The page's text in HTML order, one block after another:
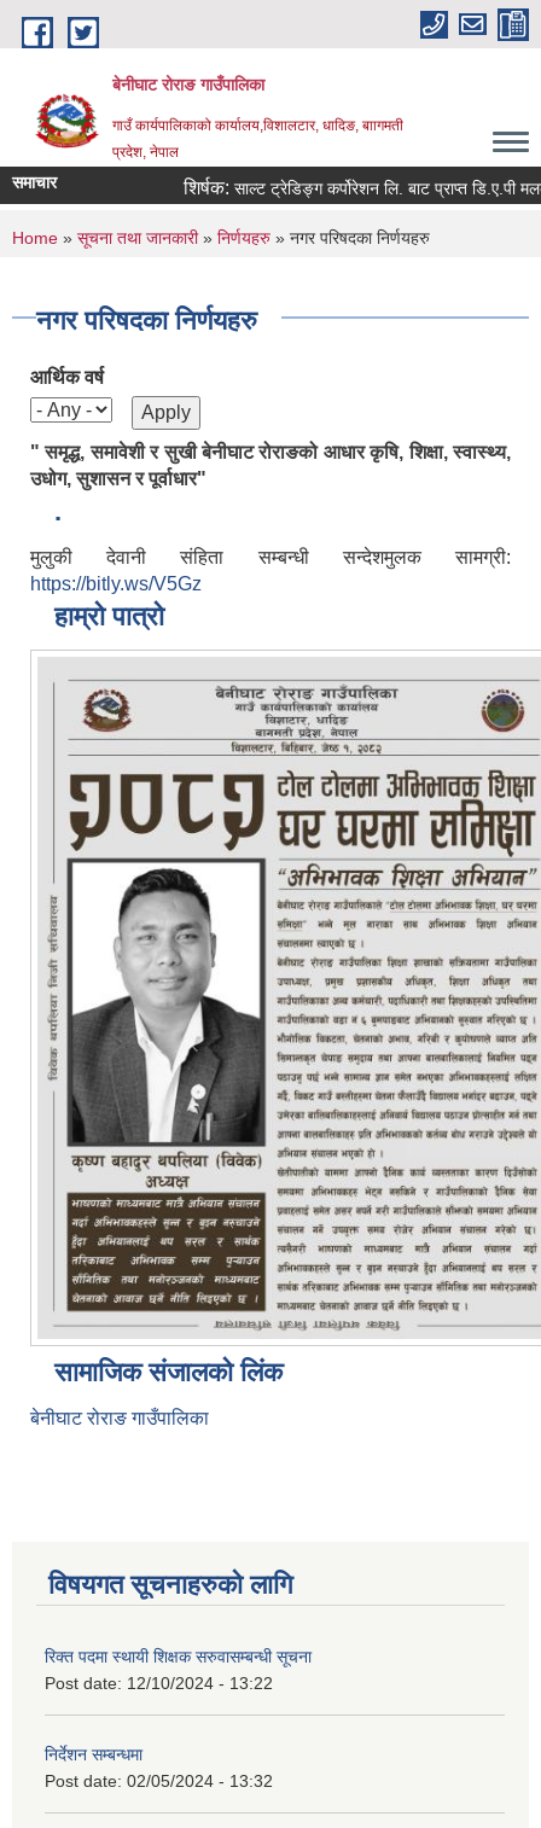
Skip to main content
बेनीघाट रोराङ गाउँपालिका
गाउँ कार्यपालिकाको कार्यालय,विशालटार, धादिङ, बाागमती
प्रदेश, नेपाल
समाचार शिर्षक:साल्ट ट्रेडिङ्ग कर्पोरेशन लि. बाट प्राप्त डि.ए.पी मलको
You are here
Home » सूचना तथा जानकारी» निर्णयहरु » नगर परिषदका निर्णयहरु
नगर परिषदका निर्णयहरु
आर्थिक वर्ष
" समृद्ध, समावेशी र सुखी बेनीघाट रोराङको आधार कृषि, शिक्षा, स्वास्थ्य,
उधोग, सुशासन र पूर्वाधार"
.
मुलुकी देवानी संहिता सम्बन्धी सन्देशमुलक सामग्री:
https://bitly.ws/V5Gz
हाम्रो पात्रो
सामाजिक संजालको लिंक
बेनीघाट रोराङ गाउँपालिका
विषयगत सूचनाहरुको लागि
रिक्त पदमा स्थायी शिक्षक सरुवासम्बन्धी सूचना
Post date: 12/10/2024 - 13:22
निर्देशन सम्बन्धमा
Post date: 02/05/2024 - 13:32